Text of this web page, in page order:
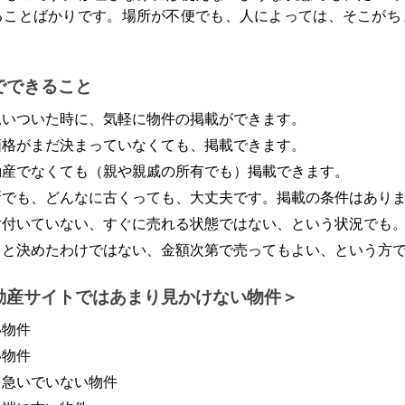
とばかりです。場所が不便でも、人によっては、そこがち
きること
ついた時に、気軽に物件の掲載ができます。
がまだ決まっていなくても、掲載できます。
でなくても（親や親戚の所有でも）掲載できます。
も、どんなに古くっても、大丈夫です。掲載の条件はありま
いていない、すぐに売れる状態ではない、という状況でも。
決めたわけではない、金額次第で売ってもよい、という方で
サイトではあまり見かけない物件
件
件
いでいない物件